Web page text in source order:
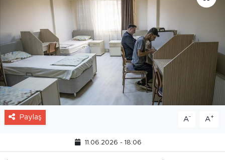
Paylaş A- A+
11.06.2026 - 18:06